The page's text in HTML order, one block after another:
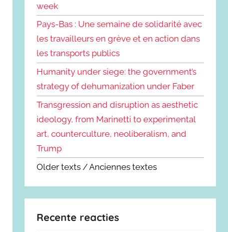
week
Pays-Bas : Une semaine de solidarité avec
les travailleurs en grève et en action dans
les transports publics
Humanity under siege: the government’s
strategy of dehumanization under Faber
Transgression and disruption as aesthetic
ideology, from Marinetti to experimental
art, counterculture, neoliberalism, and
Trump
Older texts / Anciennes textes
Recente reacties